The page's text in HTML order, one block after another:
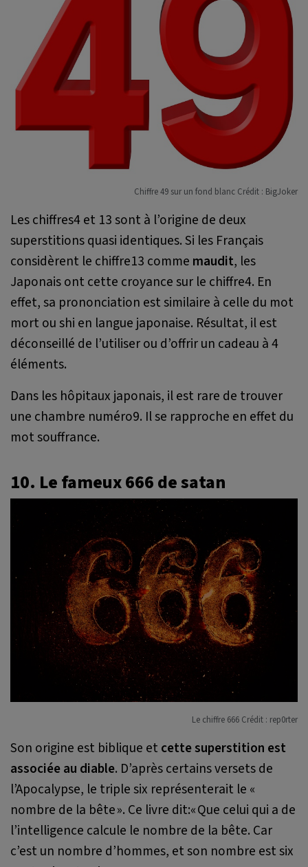
Chiffre 49 sur un fond blanc Crédit : BigJoker
Les chiffres4 et 13 sont à l’origine de deux
superstitions quasi identiques. Si les Français
considèrent le chiffre13 comme maudit, les
Japonais ont cette croyance sur le chiffre4. En
effet, sa prononciation est similaire à celle du mot
mort ou shi en langue japonaise. Résultat, il est
déconseillé de l’utiliser ou d’offrir un cadeau à 4
éléments.
Dans les hôpitaux japonais, il est rare de trouver
une chambre numéro9. Il se rapproche en effet du
mot souffrance.
10. Le fameux 666 de satan
Le chiffre 666 Crédit : rep0rter
Son origine est biblique et cette superstition est
associée au diable. D’après certains versets de
l’Apocalypse, le triple six représenterait le «
nombre de la bête ». Ce livre dit:«Que celui qui a de
l’intelligence calcule le nombre de la bête. Car
c’est un nombre d’hommes, et son nombre est six